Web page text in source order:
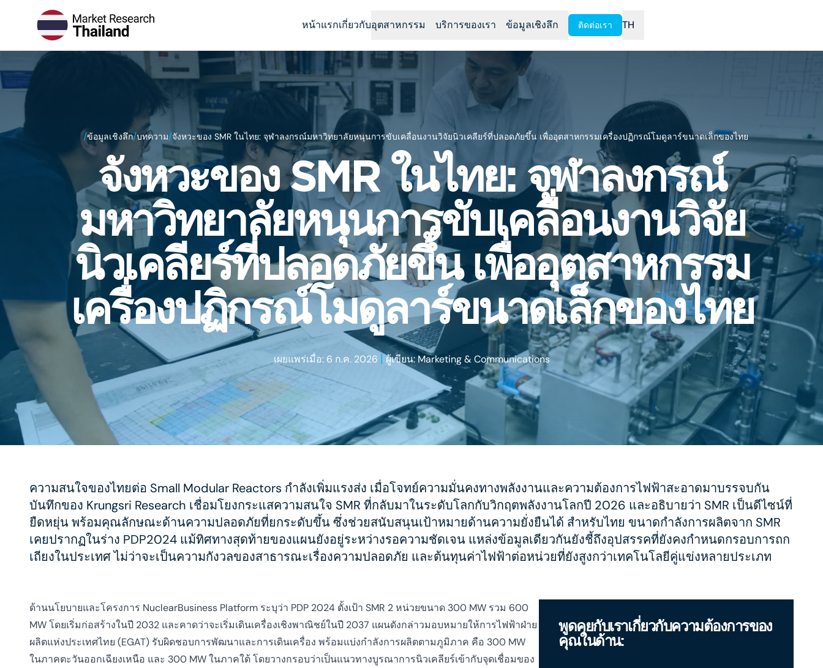
หน้าแรกเกี่ยวกับอุตสาหกรรม บริการของเรา ข้อมูลเชิงลึก ติดต่อเรา TH
/ข้อมูลเชิงลึก/บทความ/จังหวะของ SMR ในไทย: จุฬาลงกรณ์มหาวิทยาลัยหนุนการขับเคลื่อนงานวิจัยนิวเคลียร์ที่ปลอดภัยขึ้น เพื่ออุตสาหกรรมเครื่องปฏิกรณ์โมดูลาร์ขนาดเล็กของไทย
จังหวะของ SMR ในไทย: จุฬาลงกรณ์
มหาวิทยาลัยหนุนการขับเคลื่อนงานวิจัย
นิวเคลียร์ที่ปลอดภัยขึ้น เพื่ออุตสาหกรรม
เครื่องปฏิกรณ์โมดูลาร์ขนาดเล็กของไทย
เผยแพร่เมื่อ: 6 ก.ค. 2026 | ผู้เขียน: Marketing & Communications
ความสนใจของไทยต่อ Small Modular Reactors กำลังเพิ่มแรงส่ง เมื่อโจทย์ความมั่นคงทางพลังงานและความต้องการไฟฟ้าสะอาดมาบรรจบกัน
บันทึกของ Krungsri Research เชื่อมโยงกระแสความสนใจ SMR ที่กลับมาในระดับโลกกับวิกฤตพลังงานโลกปี 2026 และอธิบายว่า SMR เป็นดีไซน์ที่
ยืดหยุ่น พร้อมคุณลักษณะด้านความปลอดภัยที่ยกระดับขึ้น ซึ่งช่วยสนับสนุนเป้าหมายด้านความยั่งยืนได้ สำหรับไทย ขนาดกำลังการผลิตจาก SMR
เคยปรากฏในร่าง PDP2024 แม้ทิศทางสุดท้ายของแผนยังอยู่ระหว่างรอความชัดเจน แหล่งข้อมูลเดียวกันยังชี้ถึงอุปสรรคที่ยังคงกำหนดกรอบการถก
เถียงในประเทศ ไม่ว่าจะเป็นความกังวลของสาธารณะเรื่องความปลอดภัย และต้นทุนค่าไฟฟ้าต่อหน่วยที่ยังสูงกว่าเทคโนโลยีคู่แข่งหลายประเภท
ด้านนโยบายและโครงการ NuclearBusiness Platform ระบุว่า PDP 2024 ตั้งเป้า SMR 2 หน่วยขนาด 300 MW รวม 600
MW โดยเริ่มก่อสร้างในปี 2032 และคาดว่าจะเริ่มเดินเครื่องเชิงพาณิชย์ในปี 2037 แผนดังกล่าวมอบหมายให้การไฟฟ้าฝ่าย
ผลิตแห่งประเทศไทย (EGAT) รับผิดชอบการพัฒนาและการเดินเครื่อง พร้อมแบ่งกำลังการผลิตตามภูมิภาค คือ 300 MW
ในภาคตะวันออกเฉียงเหนือ และ 300 MW ในภาคใต้ โดยวางกรอบว่าเป็นแนวทางบูรณาการนิวเคลียร์เข้ากับจุดเชื่อมของ
พูดคุยกับเราเกี่ยวกับความต้องการของ
คุณในด้าน: